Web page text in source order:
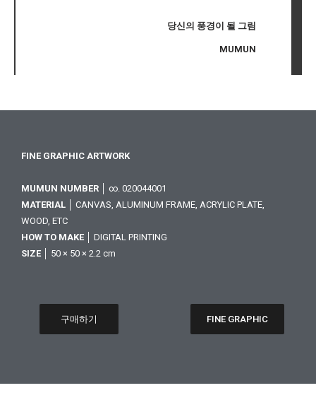
당신의 풍경이 될 그림
MUMUN
FINE GRAPHIC ARTWORK
MUMUN NUMBER │ ∞. 020044001
MATERIAL │ CANVAS, ALUMINUM FRAME, ACRYLIC PLATE,
WOOD, ETC
HOW TO MAKE │ DIGITAL PRINTING
SIZE │ 50 × 50 × 2.2 cm
구매하기 FINE GRAPHIC